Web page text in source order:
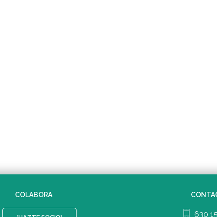
COLABORA
630